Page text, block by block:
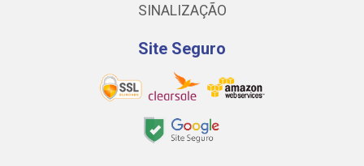
SINALIZAÇÃO
Site Seguro